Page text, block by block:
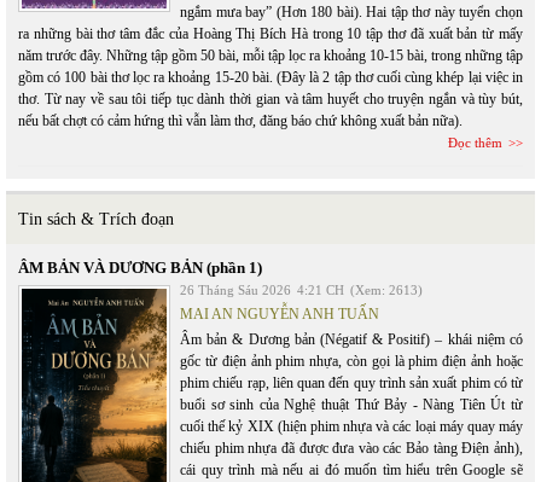
ngắm mưa bay” (Hơn 180 bài). Hai tập thơ này tuyển chọn
ra những bài thơ tâm đắc của Hoàng Thị Bích Hà trong 10 tập thơ đã xuất bản từ mấy
năm trước đây. Những tập gồm 50 bài, mỗi tập lọc ra khoảng 10-15 bài, trong những tập
gồm có 100 bài thơ lọc ra khoảng 15-20 bài. (Đây là 2 tập thơ cuối cùng khép lại việc in
thơ. Từ nay về sau tôi tiếp tục dành thời gian và tâm huyết cho truyện ngắn và tùy bút,
nếu bất chợt có cảm hứng thì vẫn làm thơ, đăng báo chứ không xuất bản nữa).
Đọc thêm
Tin sách & Trích đoạn
ÂM BẢN VÀ DƯƠNG BẢN (phần 1)
26 Tháng Sáu 2026 4:21 CH (Xem: 2613)
MAI AN NGUYỄN ANH TUẤN
Âm bản & Dương bản (Négatif & Positif) – khái niệm có
gốc từ điện ảnh phim nhựa, còn gọi là phim điện ảnh hoặc
phim chiếu rạp, liên quan đến quy trình sản xuất phim có từ
buổi sơ sinh của Nghệ thuật Thứ Bảy - Nàng Tiên Út từ
cuối thế kỷ XIX (hiện phim nhựa và các loại máy quay máy
chiếu phim nhựa đã được đưa vào các Bảo tàng Điện ảnh),
cái quy trình mà nếu ai đó muốn tìm hiểu trên Google sẽ